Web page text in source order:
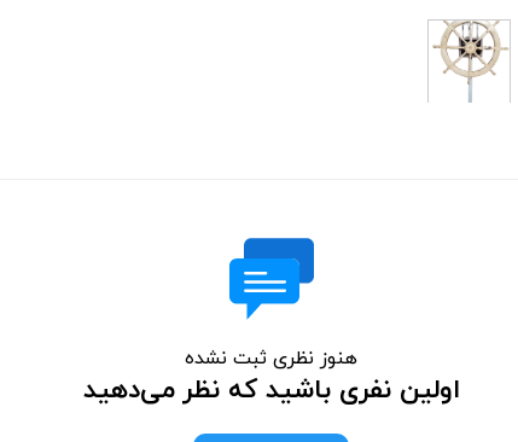
هنوز نظری ثبت نشده
اولین نفری باشید که نظر می‌دهید